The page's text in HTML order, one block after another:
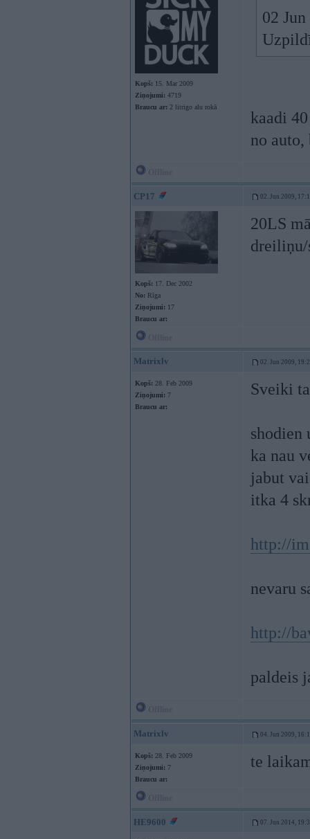
Kopš: 15. Mar 2009
Ziņojumi: 4719
Braucu ar: 2 litrigo alu rokā
02
kaadi
no auto,
CP17 02. Jun 2009,
Kopš: 17. Dec 2002
No: Rīga
Ziņojumi: 17
Braucu ar:
20LS
dreiliņu/
Matrixlv 02. Jun 2009,
Kopš: 28. Feb 2009
Ziņojumi: 7
Braucu ar:
Sveiki
shodien
ka nau
jabut
itka 4
http://
nevaru
http://
paldeis
Matrixlv 04. Jun 2009,
Kopš: 28. Feb 2009
Ziņojumi: 7
Braucu ar:
te
HE9600 07. Jun 2014,